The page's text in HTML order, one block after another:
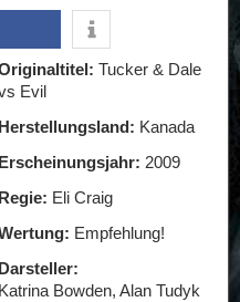
Tucker & Dale
Evil
Herstellungsland: Kanada
Erscheinungsjahr: 2009
Regie: Eli Craig
Empfehlung!
Darsteller:
Katrina Bowden, Alan Tudyk